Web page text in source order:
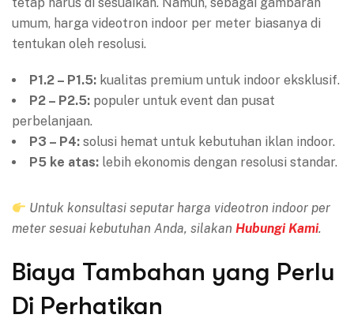
tetap harus di sesuaikan. Namun, sebagai gambaran
umum, harga videotron indoor per meter biasanya di
tentukan oleh resolusi.
P1.2 – P1.5: kualitas premium untuk indoor eksklusif.
P2 – P2.5: populer untuk event dan pusat
perbelanjaan.
P3 – P4: solusi hemat untuk kebutuhan iklan indoor.
P5 ke atas: lebih ekonomis dengan resolusi standar.
Untuk konsultasi seputar harga videotron indoor per
meter sesuai kebutuhan Anda, silakan Hubungi Kami.
Biaya Tambahan yang Perlu
Di Perhatikan